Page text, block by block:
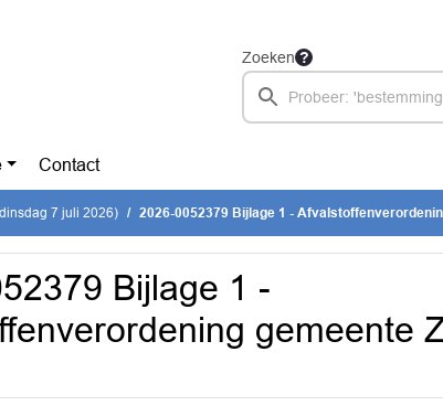
Zoeken
Contact
7 juli 2026) 2026-0052379 Bijlage 1 - Afvalstoffenverordening gemeente
Bijlage 1 -
gemeente